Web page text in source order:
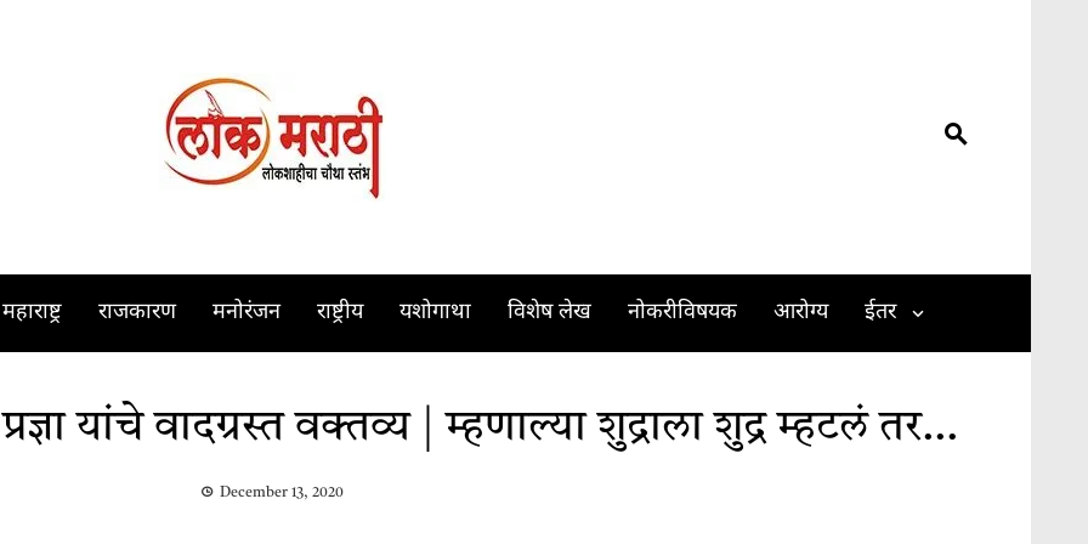
महाराष्ट्र राजकारण मनोरंजन राष्ट्रीय यशोगाथा विशेष लेख नोकरीविषयक आरोग्य ईतर
यांचे वादग्रस्त वक्तव्य | म्हणाल्या शुद्राला शुद्र म्हटलं तर…
December 13, 2020